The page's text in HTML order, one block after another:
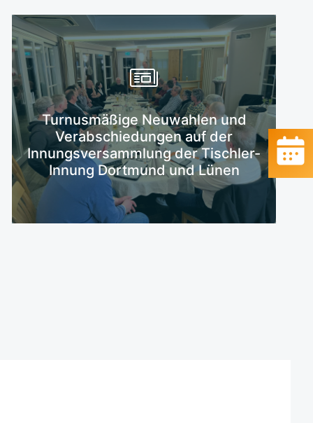
Turnusmäßige Neuwahlen und
Verabschiedungen auf der
Innungsversammlung der Tischler-
Innung Dortmund und Lünen
Mehr erfahren